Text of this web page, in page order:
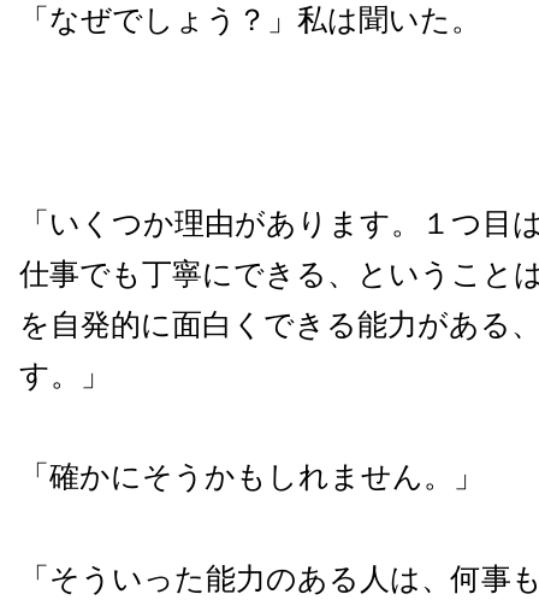
「なぜでしょう？」私は聞いた。
「いくつか理由があります。１つ目
仕事でも丁寧にできる、ということ
を自発的に面白くできる能力がある
す。」
「確かにそうかもしれません。」
「そういった能力のある人は、何事